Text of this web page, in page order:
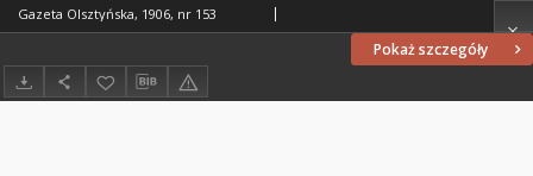
Pokaż szczegóły
Gazeta Olsztyńska, 1906, nr 153